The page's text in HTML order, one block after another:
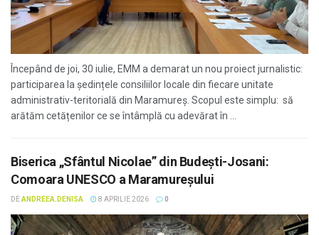
Începând de joi, 30 iulie, EMM a demarat un nou proiect jurnalistic:
participarea la ședințele consiliilor locale din fiecare unitate
administrativ-teritorială din Maramureș. Scopul este simplu: să
arătăm cetățenilor ce se întâmplă cu adevărat în ...
Biserica „Sfântul Nicolae” din Budești-Josani:
Comoara UNESCO a Maramureșului
DEANDREEA.DENISA 8 APRILIE 2026 0